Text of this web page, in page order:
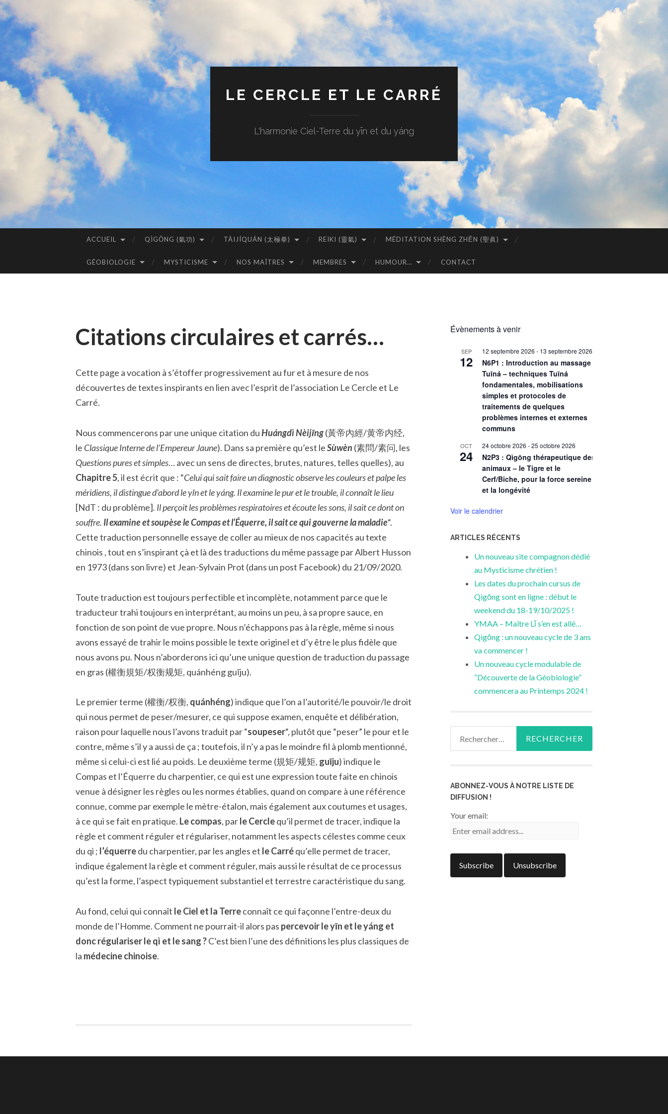
LE CERCLE ET LE CARRÉ
L'harmonie Ciel-Terre du yīn et du yáng
PRINCIPAL
ACCUEIL QÌGŌNG (氣功) TÀIJÍQUÁN (太極拳) REIKI (靈氣) MÉDITATION SHÈNG ZHĒN (聖眞)
GÉOBIOLOGIE MYSTICISME NOS MAÎTRES MEMBRES HUMOUR… CONTACT
Citations circulaires et carrés…
Cette page a vocation à s’étoffer progressivement au fur et à mesure de nos
découvertes de textes inspirants en lien avec l’esprit de l’association Le Cercle et Le
Carré.
Nous commencerons par une unique citation duHuángdì Nèijīng(黃帝內經/黄帝内经,
le Classique Interne de l’Empereur Jaune). Dans sa première qu’est leSùwèn (素問/素问, les
Questions pures et simples… avec un sens de directes, brutes, natures, telles quelles), au
Chapitre 5, il est écrit que : “Celui qui sait faire un diagnostic observe les couleurs et palpe les
méridiens, il distingue d’abord le yīn et le yáng. Il examine le pur et le trouble, il connaît le lieu
[NdT : du problème]. Il perçoit les problèmes respiratoires et écoute les sons, il sait ce dont on
souffre. Il examine et soupèse le Compas et l’Équerre, il sait ce qui gouverne la maladie“.
Cette traduction personnelle essaye de coller au mieux de nos capacités au texte
chinois , tout en s’inspirant çà et là des traductions du même passage par Albert Husson
en 1973 (dans son livre) et Jean-Sylvain Prot (dans un post Facebook) du 21/09/2020.
Toute traduction est toujours perfectible et incomplète, notamment parce que le
traducteur trahi toujours en interprétant, au moins un peu, à sa propre sauce, en
fonction de son point de vue propre. Nous n’échappons pas à la règle, même si nous
avons essayé de trahir le moins possible le texte originel et d’y être le plus fidèle que
nous avons pu. Nous n’aborderons ici qu’une unique question de traduction du passage
en gras (權衡規矩/权衡规矩, quánhéng guīju).
Le premier terme (權衡/权衡, quánhéng) indique que l’on a l’autorité/le pouvoir/le droit
qui nous permet de peser/mesurer, ce qui suppose examen, enquête et délibération,
raison pour laquelle nous l’avons traduit par “soupeser“, plutôt que “peser” le pour et le
contre, même s’il y a aussi de ça ; toutefois, il n’y a pas le moindre fil à plomb mentionné,
même si celui-ci est lié au poids. Le deuxième terme (規矩/规矩, guīju) indique le
Compas et l’Équerre du charpentier, ce qui est une expression toute faite en chinois
venue à désigner les règles ou les normes établies, quand on compare à une référence
connue, comme par exemple le mètre-étalon, mais également aux coutumes et usages,
à ce qui se fait en pratique. Le compas, parle Cerclequ’il permet de tracer, indique la
règle et comment réguler et régulariser, notamment les aspects célestes comme ceux
du qì ; l’équerredu charpentier, par les angles et le Carréqu’elle permet de tracer,
indique également la règle et comment réguler, mais aussi le résultat de ce processus
qu’est la forme, l’aspect typiquement substantiel et terrestre caractéristique du sang.
Au fond, celui qui connaît le Ciel et la Terreconnaît ce qui façonne l’entre-deux du
monde de l’Homme. Comment ne pourrait-il alors pas percevoir le yīn et le yáng et
donc régulariser le qì et le sang ?C’est bien l’une des définitions les plus classiques de
la médecine chinoise.
Évènements à venir
SEP
12
12 septembre 2026 - 13 septembre 2026
N6P1 : Introduction au massage
Tuīná – techniques Tuīná
fondamentales, mobilisations
simples et protocoles de
traitements de quelques
problèmes internes et externes
communs
OCT
24
24 octobre 2026 -25 octobre 2026
N2P3 : Qìgōng thérapeutique des 5
animaux – le Tigre et le
Cerf/Biche, pour la force sereine
et la longévité
Voir le calendrier
ARTICLES RÉCENTS
Un nouveau site compagnon dédié
au Mysticisme chrétien !
Les dates du prochain cursus de
Qìgōng sont en ligne : début le
weekend du 18-19/10/2025 !
YMAA – Maître Lǐ s’en est allé…
Qìgōng : un nouveau cycle de 3 ans
va commencer !
Un nouveau cycle modulable de
“Découverte de la Géobiologie”
commencera au Printemps 2024 !
ABONNEZ-VOUS À NOTRE LISTE DE
DIFFUSION !
Your email: